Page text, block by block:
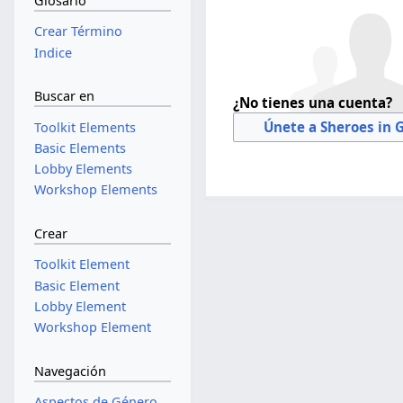
¿No tienes una cuenta?
Únete a Sheroes in
Crear Término
Indice
Buscar en
Toolkit Elements
Basic Elements
Lobby Elements
Workshop Elements
Crear
Toolkit Element
Basic Element
Lobby Element
Workshop Element
Navegación